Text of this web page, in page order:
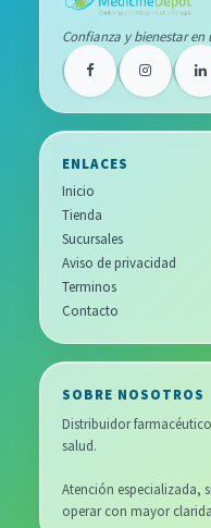
Confianza y bienestar en
ENLACES
Inicio
Tienda
Sucursales
Aviso de privacidad
Terminos
Contacto
SOBRE NOSOTROS
Distribuidor
salud.
Atención especializada,
operar con mayor